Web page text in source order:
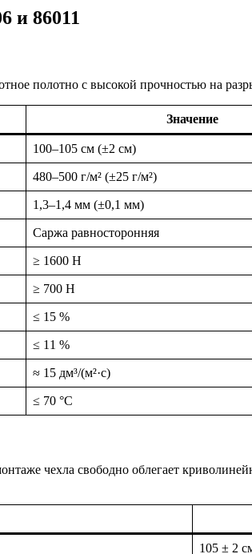
и 86011
полотно с высокой прочностью на
Значение
100–105 см (±2 см)
480–500 г/м² (±25 г/м²)
1,3–1,4 мм (±0,1 мм)
Саржа равносторонняя
≥ 1600 Н
≥ 700 Н
≤ 15 %
≤ 11 %
≈ 15 дм³/(м²·с)
≤ 70 °C
чехла свободно облегает
105 ± 2